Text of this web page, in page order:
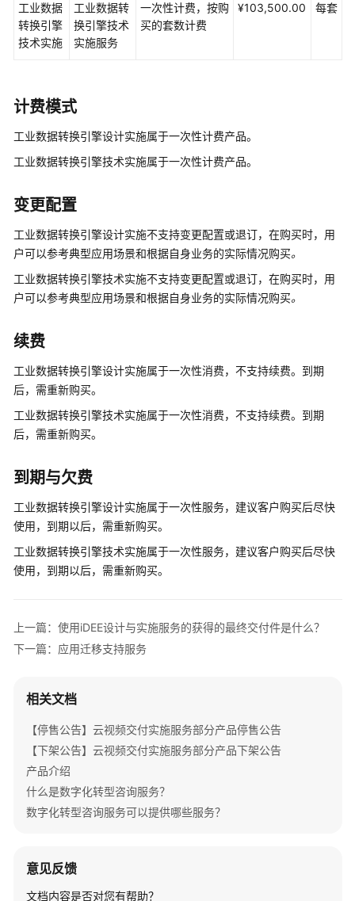
云
与
实
上
迁
移
据
要
素
集
施
服
鲲
移
专
家
务
生
专
务
微
服
专
家
ROMA
集
工业数据
转换引擎
技术实施
工业数据转
换引擎技术
实施服务
一次性计费，按购
买的套数计费
¥103,500.00 每套
计费模式
工业数据转换引擎设计实施属于一次性计费产品。
工业数据转换引擎技术实施属于一次性计费产品。
变更配置
工业数据转换引擎设计实施不支持变更配置或退订，在购买时，用
户可以参考典型应用场景和根据自身业务的实际情况购买。
工业数据转换引擎技术实施不支持变更配置或退订，在购买时，用
户可以参考典型应用场景和根据自身业务的实际情况购买。
续费
工业数据转换引擎设计实施属于一次性消费，不支持续费。到期
后，需重新购买。
工业数据转换引擎技术实施属于一次性消费，不支持续费。到期
后，需重新购买。
到期与欠费
工业数据转换引擎设计实施属于一次性服务，建议客户购买后尽快
使用，到期以后，需重新购买。
工业数据转换引擎技术实施属于一次性服务，建议客户购买后尽快
使用，到期以后，需重新购买。
上一篇：使用iDEE设计与实施服务的获得的最终交付件是什么？
下一篇：应用迁移支持服务
相关文档
【停售公告】云视频交付实施服务部分产品停售公告
【下架公告】云视频交付实施服务部分产品下架公告
产品介绍
什么是数字化转型咨询服务？
数字化转型咨询服务可以提供哪些服务？
意见反馈
文档内容是否对您有帮助？